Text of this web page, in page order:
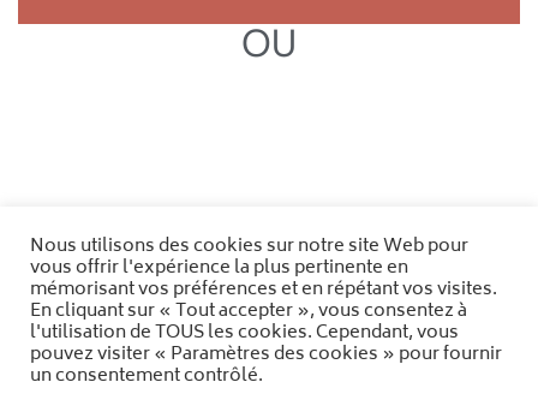
OU
Nous utilisons des cookies sur notre site Web pour
vous offrir l'expérience la plus pertinente en
mémorisant vos préférences et en répétant vos visites.
En cliquant sur « Tout accepter », vous consentez à
l'utilisation de TOUS les cookies. Cependant, vous
pouvez visiter « Paramètres des cookies » pour fournir
un consentement contrôlé.